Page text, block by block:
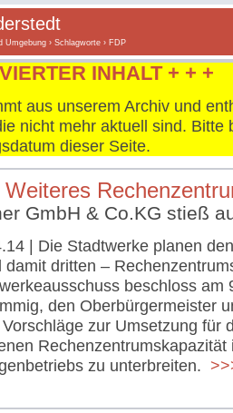
Umgebung › Schlagworte › FDP
INHALT + + +
aus unserem Archiv und
nicht mehr aktuell sind. Bitte
dieser Seite.
GmbH & Co.KG stieß
| Die Stadtwerke planen
damit dritten –
beschloss am
den Oberbürgermeister
zur Umsetzung für
Rechenzentrumskapazität
zu unterbreiten.